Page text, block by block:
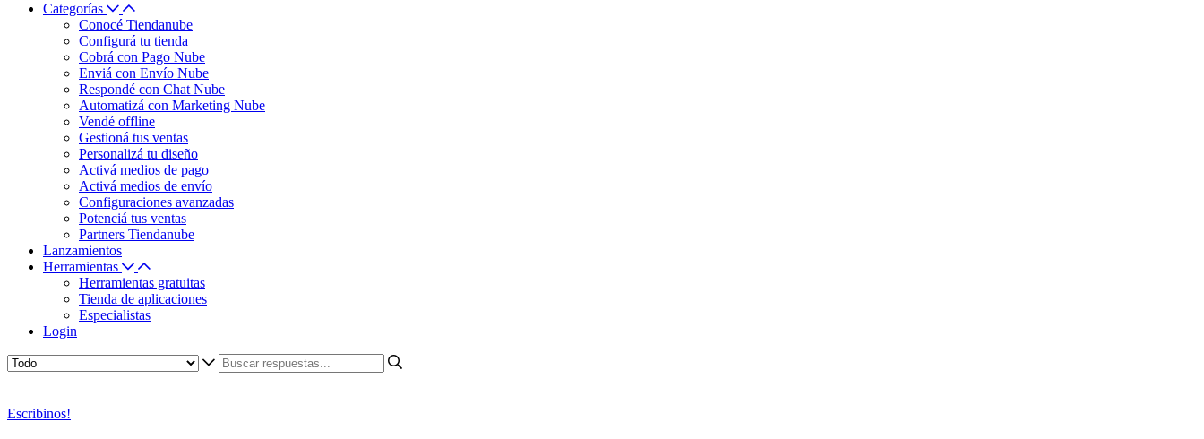
Categorías
Conocé Tiendanube
Configurá tu tienda
Cobrá con Pago Nube
Enviá con Envío Nube
Respondé con Chat Nube
Automatizá con Marketing Nube
Vendé offline
Gestioná tus ventas
Personalizá tu diseño
Activá medios de pago
Activá medios de envío
Configuraciones avanzadas
Potenciá tus ventas
Partners Tiendanube
Lanzamientos
Herramientas
Herramientas gratuitas
Tienda de aplicaciones
Especialistas
Login
Escribinos!